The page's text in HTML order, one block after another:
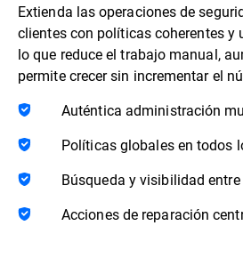
Extienda las operaciones de
clientes con políticas coherentes y
lo que reduce el trabajo manual,
permite crecer sin incrementar el
Auténtica administración
Políticas globales en todos
Búsqueda y visibilidad
Acciones de reparación